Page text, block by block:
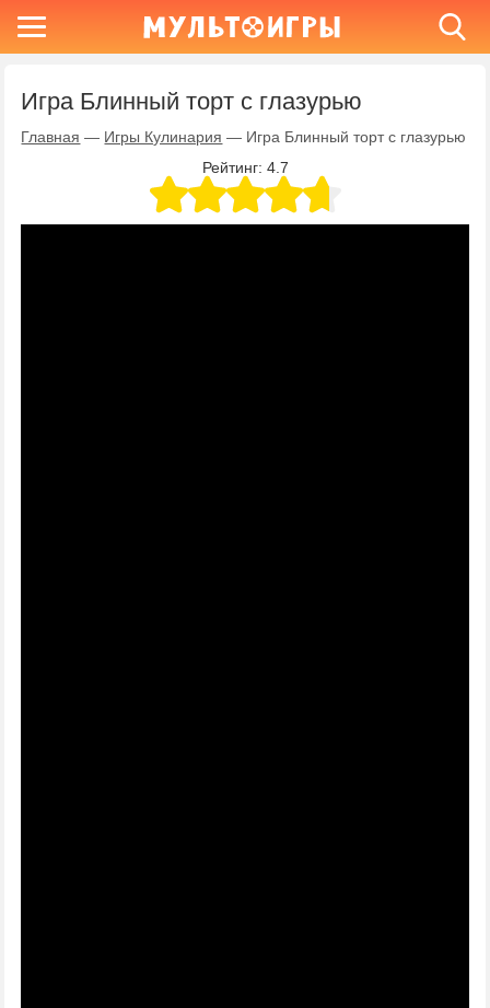
Игра Блинный торт с глазурью
Главная — Игры Кулинария — Игра Блинный торт с глазурью
Рейтинг: 4.7